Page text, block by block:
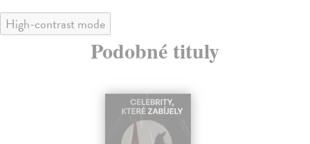
High-contrast mode
Podobné tituly